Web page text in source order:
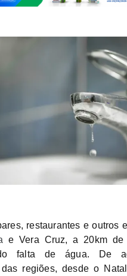
restaurantes e outros
e Vera Cruz, a 20km de
falta de água. De
das regiões, desde o